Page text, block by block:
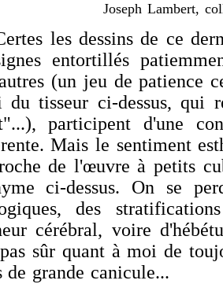
Joseph Lambert,
les dessins de ce
entortillés
(un jeu de patience
du tisseur ci-dessus, qui
participent d'une
Mais le sentiment
de l'œuvre à petits
ci-dessus. On se
des
cérébral, voire
sûr quant à moi de
de grande canicule...